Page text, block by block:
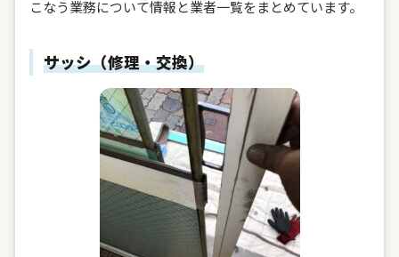
こなう業務について情報と業者一覧をまとめています。
サッシ（修理・交換）